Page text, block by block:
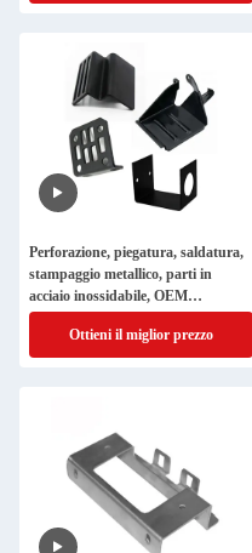
Perforazione, piegatura, saldatura,
stampaggio metallico, parti in
acciaio inossidabile, OEM
personalizzato, alta precisione
Ottieni il miglior prezzo